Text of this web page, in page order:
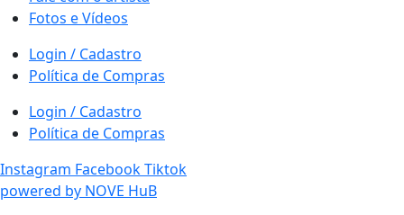
Fotos e Vídeos
Login / Cadastro
Política de Compras
Login / Cadastro
Política de Compras
Instagram FacebookTiktok
powered by NOVE HuB